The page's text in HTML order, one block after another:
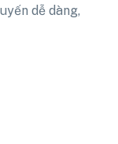
dễ dàng,